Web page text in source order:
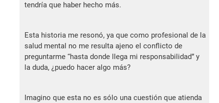
tendría que haber hecho más.
Esta historia me resonó, ya que como profesional de la
salud mental no me resulta ajeno el conflicto de
preguntarme “hasta donde llega mi responsabilidad” y
la duda, ¿puedo hacer algo más?
Imagino que esta no es sólo una cuestión que atienda